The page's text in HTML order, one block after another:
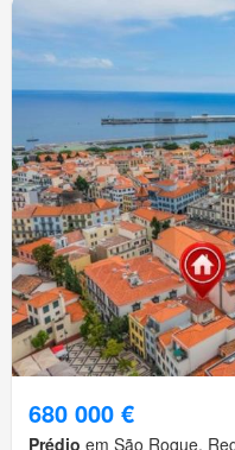
680 000 €
Prédio em São Roque,